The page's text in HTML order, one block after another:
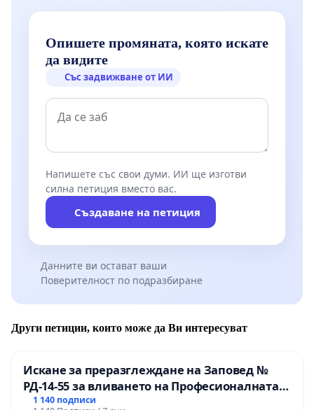
Опишете промяната, която искате
да видите
Със задвижване от ИИ
Напишете със свои думи. ИИ ще изготви
силна петиция вместо вас.
Създаване на петиция
Данните ви остават ваши
Поверителност по подразбиране
Други петиции, които може да Ви интересуват
Искане за преразглеждане на Заповед №
РД-14-55 за вливането на Професионалната
гимназия по промишлени технологии в
1 140 подписи